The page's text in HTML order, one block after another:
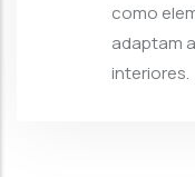
como
adaptam
interiores.